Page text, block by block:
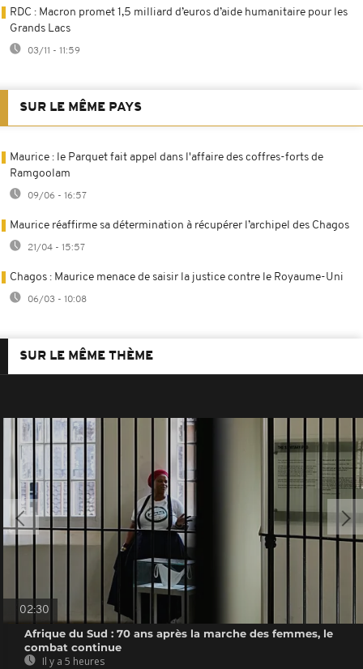
RDC : Macron promet 1,5 milliard d’euros d’aide humanitaire pour les
Grands Lacs
03/11 - 11:59
SUR LE MÊME PAYS
Maurice : le Parquet fait appel dans l'affaire des coffres-forts de
Ramgoolam
09/06 - 16:57
Maurice réaffirme sa détermination à récupérer l’archipel des Chagos
21/04 - 15:57
Chagos : Maurice menace de saisir la justice contre le Royaume-Uni
06/03 - 10:08
SUR LE MÊME THÈME
02:30
Afrique du Sud : 70 ans après la marche des femmes, le
combat continue
Il y a 5 heures